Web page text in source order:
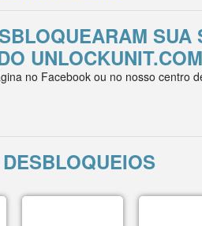
UNLOCKUNIT.COM
no Facebook ou no nosso centro